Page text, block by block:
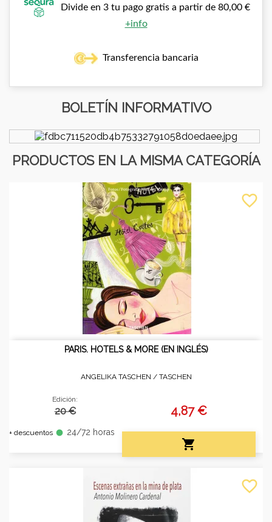
Divide en 3 tu pago gratis a partir de 80,00 €
+info
Transferencia bancaria
BOLETÍN INFORMATIVO
PRODUCTOS EN LA MISMA CATEGORÍA
PARIS. HOTELS & MORE (EN INGLÉS)
ANGELIKA TASCHEN / TASCHEN
Edición:
20 €
+ descuentos fiber_manual_record 24/72 horas
4,87 €

favorite_border
favorite_border